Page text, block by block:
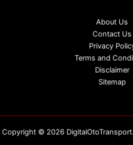
About Us
Contact Us
Privacy
Terms and
Disclaimer
Sitemap
Copyright © 2026